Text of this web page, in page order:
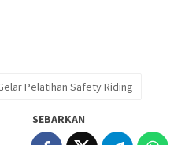
Pelatihan Safety Riding
SEBARKAN